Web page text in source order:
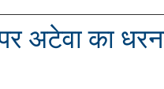
अटेवा का